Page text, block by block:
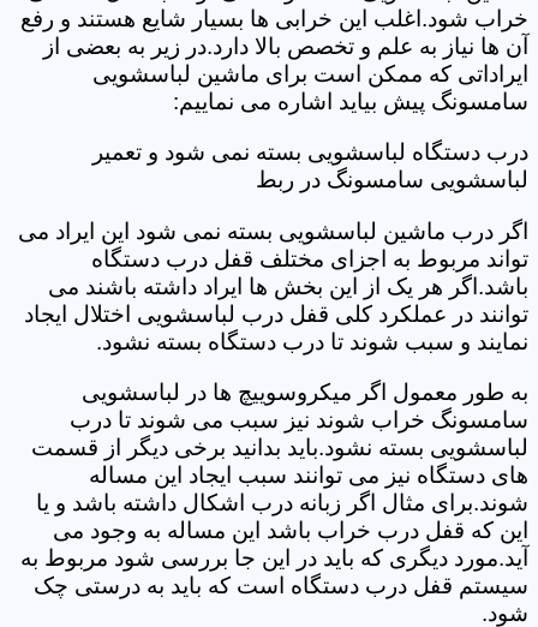
خراب شود.اغلب این خرابی ها بسیار شایع هستند و رفع
آن ها نیاز به علم و تخصص بالا دارد.در زیر به بعضی از
ایراداتی که ممکن است برای ماشین لباسشویی
سامسونگ پیش بیاید اشاره می نماییم:
درب دستگاه لباسشویی بسته نمی شود و تعمیر
لباسشویی سامسونگ در ربط
اگر درب ماشین لباسشویی بسته نمی شود این ایراد می
تواند مربوط به اجزای مختلف قفل درب دستگاه
باشد.اگر هر یک از این بخش ها ایراد داشته باشند می
توانند در عملکرد کلی قفل درب لباسشویی اختلال ایجاد
نمایند و سبب شوند تا درب دستگاه بسته نشود.
به طور معمول اگر میکروسوییچ ها در لباسشویی
سامسونگ خراب شوند نیز سبب می شوند تا درب
لباسشویی بسته نشود.باید بدانید برخی دیگر از قسمت
های دستگاه نیز می توانند سبب ایجاد این مساله
شوند.برای مثال اگر زبانه درب اشکال داشته باشد و یا
این که قفل درب خراب باشد این مساله به وجود می
آید.مورد دیگری که باید در این جا بررسی شود مربوط به
سیستم قفل درب دستگاه است که باید به درستی چک
شود.